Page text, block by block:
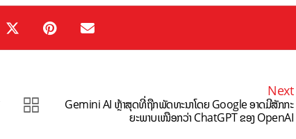
Next
Gemini AI ຫຼ້າສຸດທີ່ຖືກພັດທະນາໂດຍ Google ອາດມີສັກກະ
ຍະພາບເໜືອກວ່າ ChatGPT ຂອງ OpenAI